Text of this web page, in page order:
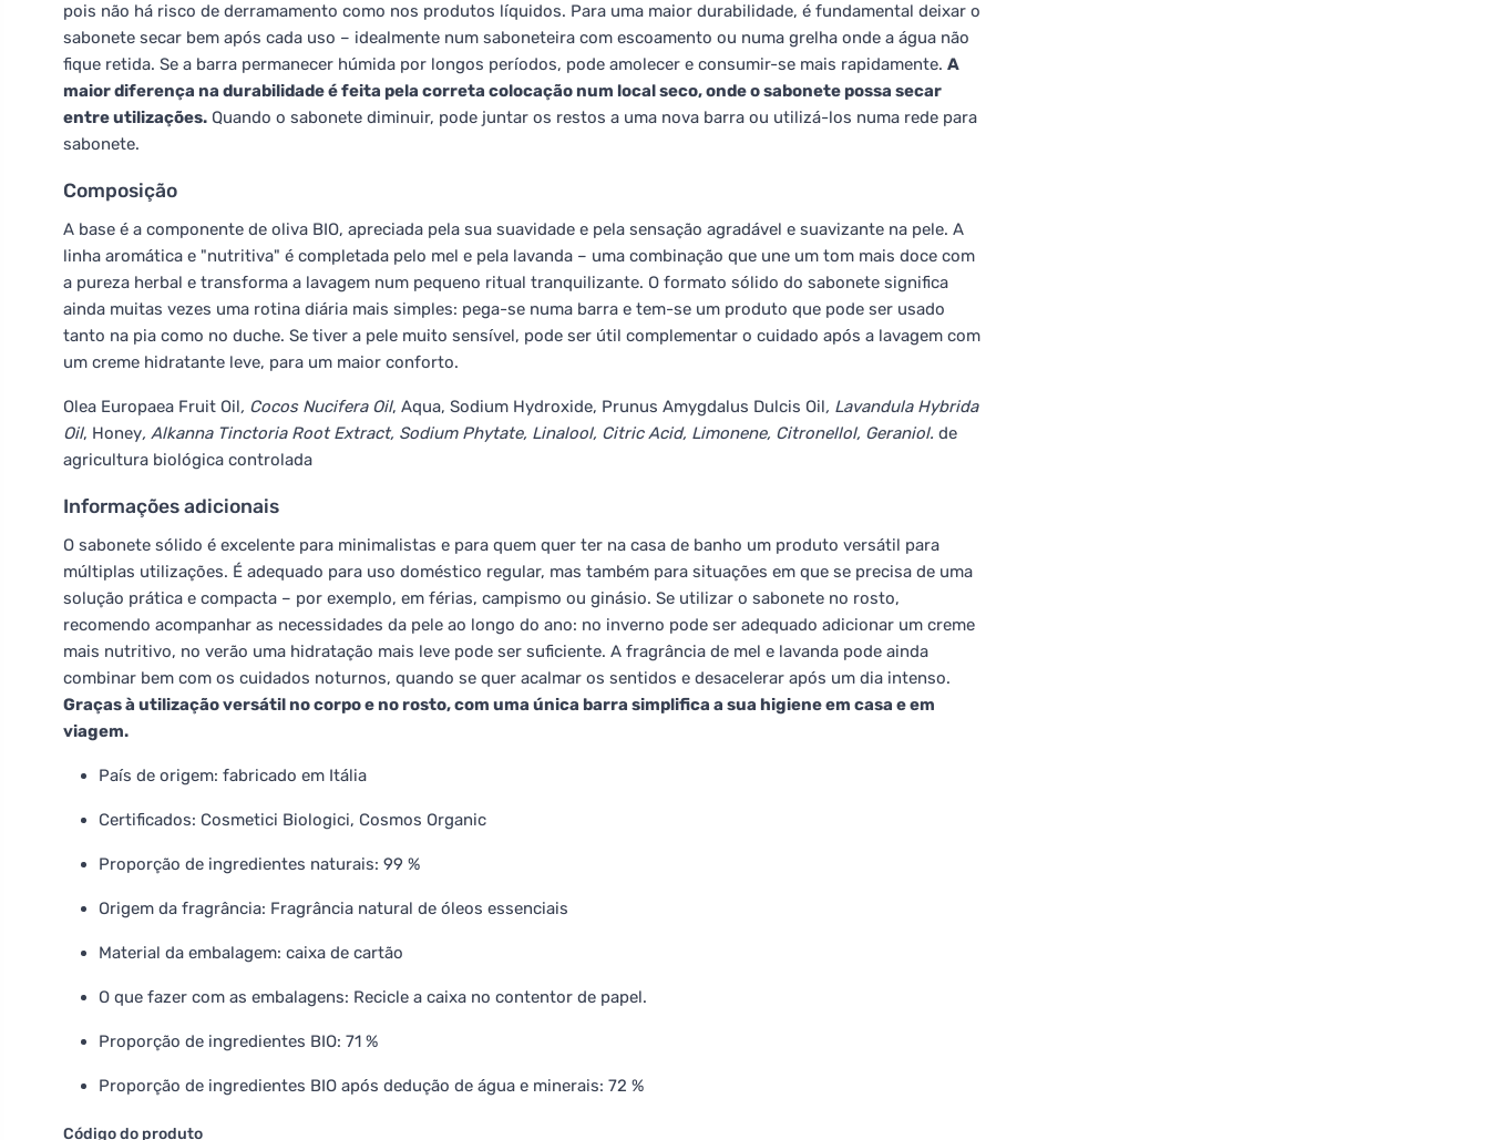
pois não há risco de derramamento como nos produtos líquidos. Para uma maior durabilidade, é fundamental deixar o
sabonete secar bem após cada uso – idealmente num saboneteira com escoamento ou numa grelha onde a água não
fique retida. Se a barra permanecer húmida por longos períodos, pode amolecer e consumir-se mais rapidamente. A
maior diferença na durabilidade é feita pela correta colocação num local seco, onde o sabonete possa secar
entre utilizações. Quando o sabonete diminuir, pode juntar os restos a uma nova barra ou utilizá-los numa rede para
sabonete.
Composição
A base é a componente de oliva BIO, apreciada pela sua suavidade e pela sensação agradável e suavizante na pele. A
linha aromática e "nutritiva" é completada pelo mel e pela lavanda – uma combinação que une um tom mais doce com
a pureza herbal e transforma a lavagem num pequeno ritual tranquilizante. O formato sólido do sabonete significa
ainda muitas vezes uma rotina diária mais simples: pega-se numa barra e tem-se um produto que pode ser usado
tanto na pia como no duche. Se tiver a pele muito sensível, pode ser útil complementar o cuidado após a lavagem com
um creme hidratante leve, para um maior conforto.
Olea Europaea Fruit Oil, Cocos Nucifera Oil, Aqua, Sodium Hydroxide, Prunus Amygdalus Dulcis Oil, Lavandula Hybrida
Oil, Honey, Alkanna Tinctoria Root Extract, Sodium Phytate, Linalool, Citric Acid, Limonene, Citronellol, Geraniol. de
agricultura biológica controlada
Informações adicionais
O sabonete sólido é excelente para minimalistas e para quem quer ter na casa de banho um produto versátil para
múltiplas utilizações. É adequado para uso doméstico regular, mas também para situações em que se precisa de uma
solução prática e compacta – por exemplo, em férias, campismo ou ginásio. Se utilizar o sabonete no rosto,
recomendo acompanhar as necessidades da pele ao longo do ano: no inverno pode ser adequado adicionar um creme
mais nutritivo, no verão uma hidratação mais leve pode ser suficiente. A fragrância de mel e lavanda pode ainda
combinar bem com os cuidados noturnos, quando se quer acalmar os sentidos e desacelerar após um dia intenso.
Graças à utilização versátil no corpo e no rosto, com uma única barra simplifica a sua higiene em casa e em
viagem.
País de origem: fabricado em Itália
Certificados: Cosmetici Biologici, Cosmos Organic
Proporção de ingredientes naturais: 99 %
Origem da fragrância: Fragrância natural de óleos essenciais
Material da embalagem: caixa de cartão
O que fazer com as embalagens: Recicle a caixa no contentor de papel.
Proporção de ingredientes BIO: 71 %
Proporção de ingredientes BIO após dedução de água e minerais: 72 %
Código do produto